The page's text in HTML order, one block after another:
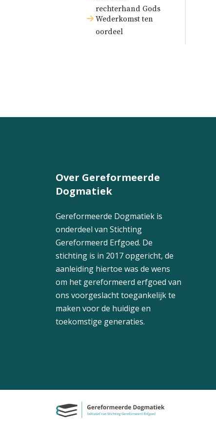
rechterhand Gods
Wederkomst ten
oordeel
Over Gereformeerde
Dogmatiek
Gereformeerde Dogmatiek is
onderdeel van Stichting
Gereformeerd Erfgoed. De
stichting is in 2017 opgericht, de
aanleiding hiertoe was de wens
om het gereformeerd erfgoed van
ons voorgeslacht toegankelijk te
maken voor de huidige en
toekomstige generaties.